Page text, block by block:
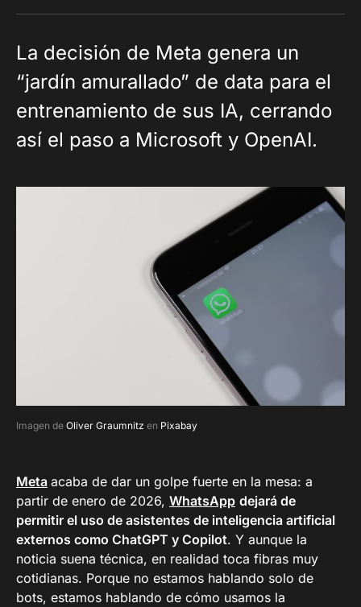
La decisión de Meta genera un
“jardín amurallado” de data para el
entrenamiento de sus IA, cerrando
así el paso a Microsoft y OpenAI.
Imagen de Oliver Graumnitz en Pixabay
Meta acaba de dar un golpe fuerte en la mesa: a
partir de enero de 2026, WhatsApp dejará de
permitir el uso de asistentes de inteligencia artificial
externos como ChatGPT y Copilot. Y aunque la
noticia suena técnica, en realidad toca fibras muy
cotidianas. Porque no estamos hablando solo de
bots, estamos hablando de cómo usamos la